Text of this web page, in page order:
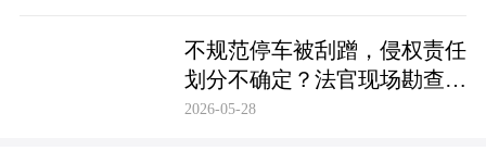
不规范停车被刮蹭，侵权责任
划分不确定？法官现场勘查定
争纷
2026-05-28